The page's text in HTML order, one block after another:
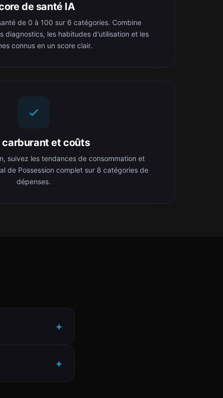
de santé IA
de 0 à 100 sur 6 catégories. Combine
diagnostics, les habitudes d'utilisation et les
connus en un score clair.
carburant et coûts
suivez les tendances de consommation et
de Possession complet sur 8 catégories de
dépenses.